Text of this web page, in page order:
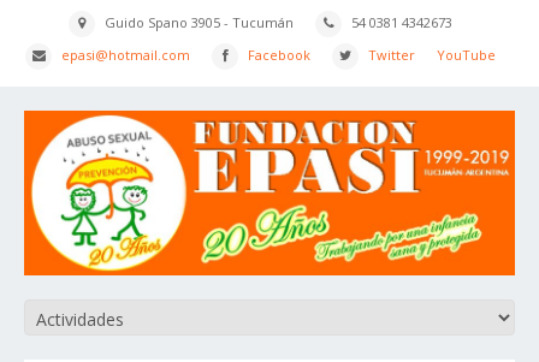
Guido Spano 3905 - Tucumán
54 0381 4342673
epasi@hotmail.com
Facebook Twitter YouTube